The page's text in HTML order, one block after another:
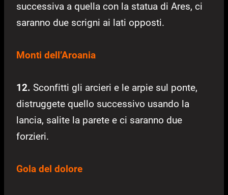
successiva a quella con la statua di Ares, ci
saranno due scrigni ai lati opposti.
Monti dell’Aroania
12. Sconfitti gli arcieri e le arpie sul ponte,
distruggete quello successivo usando la
lancia, salite la parete e ci saranno due
forzieri.
Gola del dolore